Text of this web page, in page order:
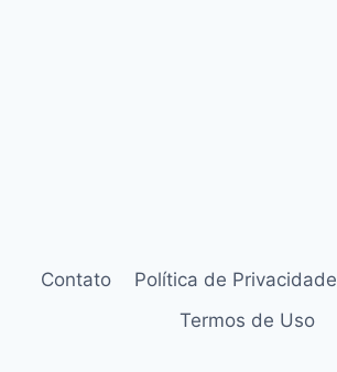
Contato Política de Privacidade
Termos de Uso